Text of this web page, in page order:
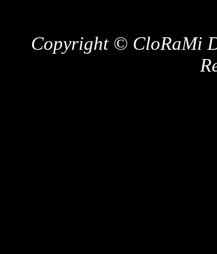
Copyright © CloRaMi